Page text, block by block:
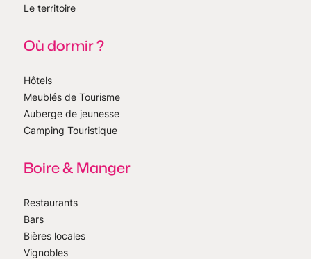
Le territoire
Où dormir ?
Hôtels
Meublés de Tourisme
Auberge de jeunesse
Camping Touristique
Boire & Manger
Restaurants
Bars
Bières locales
Vignobles